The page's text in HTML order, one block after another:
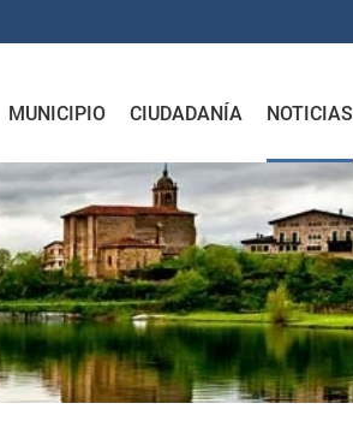
MUNICIPIO CIUDADANÍA NOTICIAS